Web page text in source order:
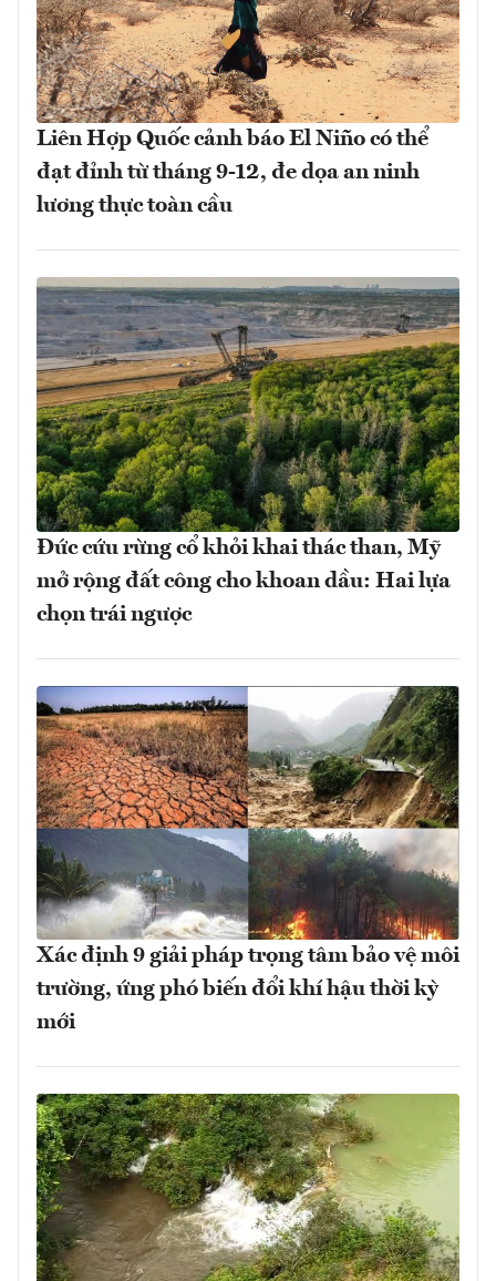
Liên Hợp Quốc cảnh báo El Niño có thể
đạt đỉnh từ tháng 9-12, đe dọa an ninh
lương thực toàn cầu
Đức cứu rừng cổ khỏi khai thác than, Mỹ
mở rộng đất công cho khoan dầu: Hai lựa
chọn trái ngược
Xác định 9 giải pháp trọng tâm bảo vệ môi
trường, ứng phó biến đổi khí hậu thời kỳ
mới